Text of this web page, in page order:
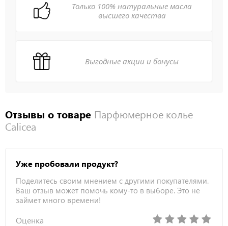
Только 100% натуральные масла
высшего качества
Выгодные акции и бонусы
Отзывы о товаре Парфюмерное колье
Calicea
Уже пробовали продукт?
Поделитесь своим мнением с другими покупателями.
Ваш отзыв может помочь кому-то в выборе. Это не
займет много времени!
Оценка